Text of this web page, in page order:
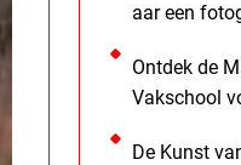
aar een
Ontdek de
Vakschool
De Kunst